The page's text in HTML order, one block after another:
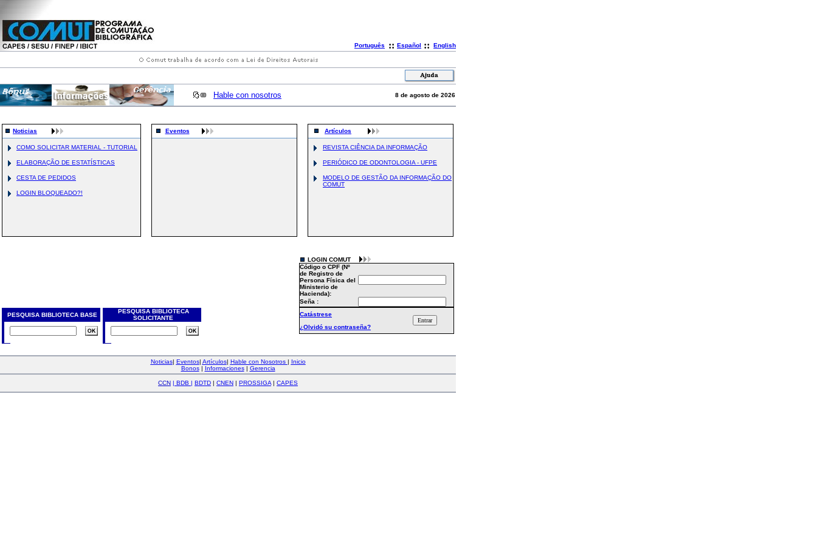
Português :: Español :: English
Hable con nosotros 8 de agosto de 2026
Noticias
COMO SOLICITAR MATERIAL - TUTORIAL
ELABORAÇÃO DE ESTATÍSTICAS
CESTA DE PEDIDOS
LOGIN BLOQUEADO?!
Eventos Artículos
REVISTA CIÊNCIA DA INFORMAÇÃO
PERIÓDICO DE ODONTOLOGIA - UFPE
MODELO DE GESTÃO DA INFORMAÇÃO DO
COMUT
PESQUISA BIBLIOTECA BASE
PESQUISA BIBLIOTECA
SOLICITANTE
LOGIN COMUT
Código o CPF (Nº
de Registro de
Persona Física del
Ministerio de
Hacienda):
Seña :
Catástrese
¿Olvidó su contraseña?
Noticias| Eventos| Artículos| Hable con Nosotros | Inicio
Bonos| Informaciones| Gerencia
CCN | BDB | BDTD | CNEN | PROSSIGA | CAPES